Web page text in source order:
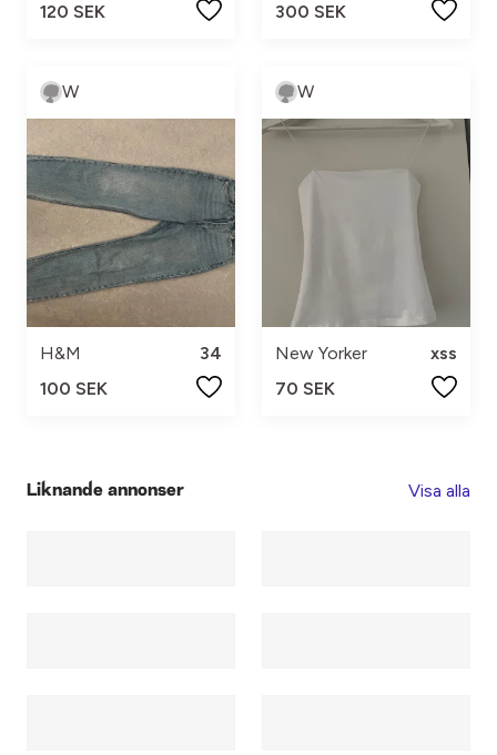
120 SEK
300 SEK
W
H&M
34
100 SEK
W
New Yorker
xss
70 SEK
Liknande annonser Visa alla